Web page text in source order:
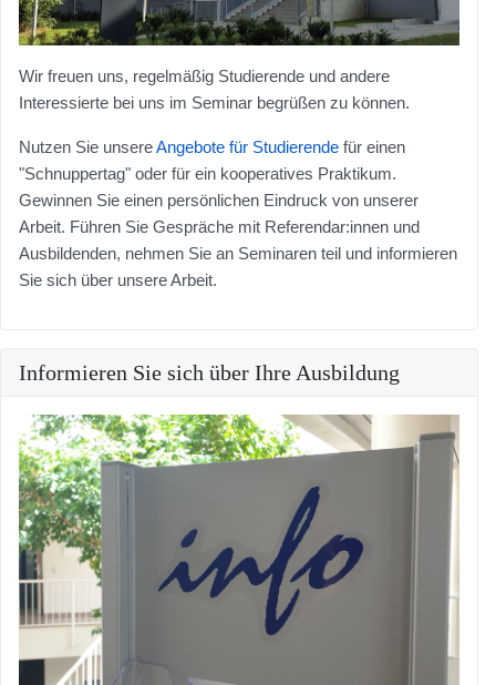
Wir freuen uns, regelmäßig Studierende und andere
Interessierte bei uns im Seminar begrüßen zu können.
Nutzen Sie unsereAngebote für Studierende für einen
"Schnuppertag" oder für ein kooperatives Praktikum.
Gewinnen Sie einen persönlichen Eindruck von unserer
Arbeit. Führen Sie Gespräche mit Referendar:innen und
Ausbildenden, nehmen Sie an Seminaren teil und informieren
Sie sich über unsere Arbeit.
Informieren Sie sich über Ihre Ausbildung